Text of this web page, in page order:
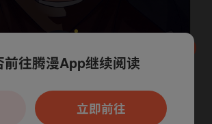
仅支持App阅读，可打开App新用
户7天免费看
前往腾漫App继续阅读
立即前往